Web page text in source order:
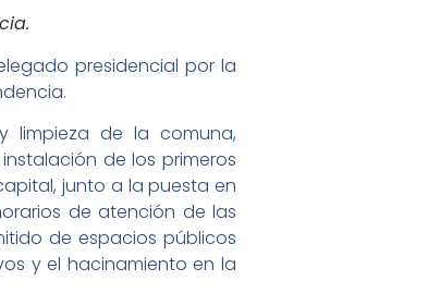
presidencial por la
limpieza de la comuna,
de los primeros
junto a la puesta en
de atención de las
de espacios públicos
y el hacinamiento en la